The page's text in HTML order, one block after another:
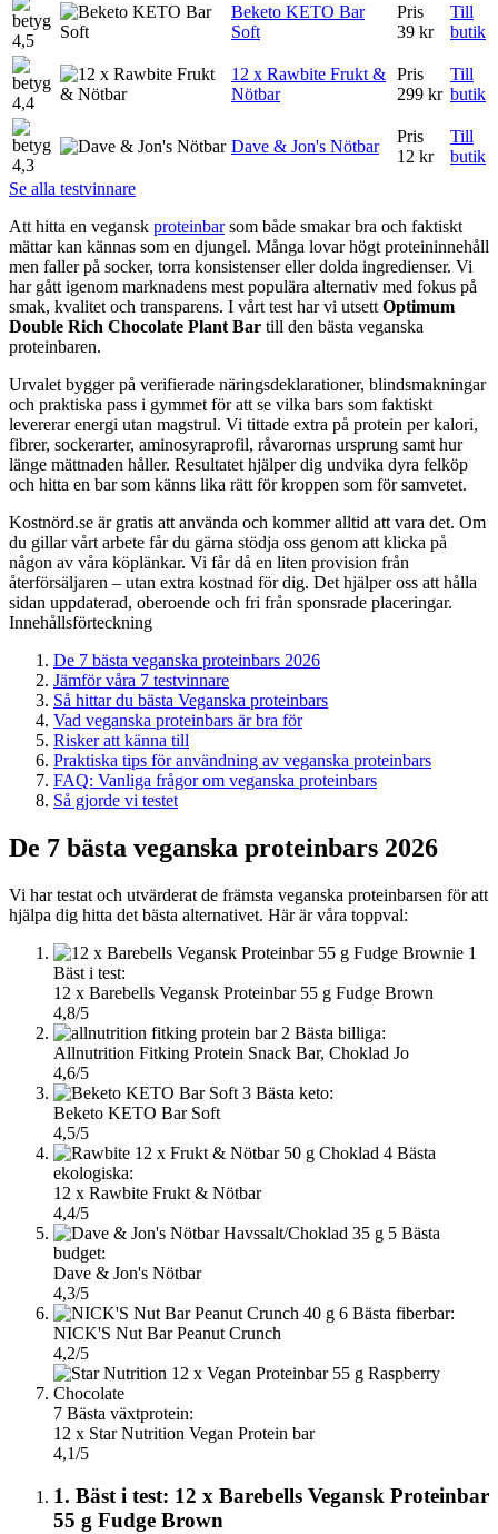
4,5
Beketo KETO Bar
Soft
Pris
39 kr
Till
butik
4,4
12 x Rawbite Frukt &
Nötbar
Pris
299 kr
Till
butik
4,3
Dave & Jon's Nötbar
Pris
12 kr
Till
butik
Se alla testvinnare
Att hitta en vegansk proteinbarsom både smakar bra och faktiskt
mättar kan kännas som en djungel. Många lovar högt proteininnehåll
men faller på socker, torra konsistenser eller dolda ingredienser. Vi
har gått igenom marknadens mest populära alternativ med fokus på
smak, kvalitet och transparens. I vårt test har vi utsett Optimum
Double Rich Chocolate Plant Bar till den bästa veganska
proteinbaren.
Urvalet bygger på verifierade näringsdeklarationer, blindsmakningar
och praktiska pass i gymmet för att se vilka bars som faktiskt
levererar energi utan magstrul. Vi tittade extra på protein per kalori,
fibrer, sockerarter, aminosyraprofil, råvarornas ursprung samt hur
länge mättnaden håller. Resultatet hjälper dig undvika dyra felköp
och hitta en bar som känns lika rätt för kroppen som för samvetet.
Kostnörd.se är gratis att använda och kommer alltid att vara det. Om
du gillar vårt arbete får du gärna stödja oss genom att klicka på
någon av våra köplänkar. Vi får då en liten provision från
återförsäljaren – utan extra kostnad för dig. Det hjälper oss att hålla
sidan uppdaterad, oberoende och fri från sponsrade placeringar.
Innehållsförteckning
De 7 bästa veganska proteinbars 2026
Jämför våra 7 testvinnare
Så hittar du bästa Veganska proteinbars
Vad veganska proteinbars är bra för
Risker att känna till
Praktiska tips för användning av veganska proteinbars
FAQ: Vanliga frågor om veganska proteinbars
Så gjorde vi testet
De 7 bästa veganska proteinbars 2026
Vi har testat och utvärderat de främsta veganska proteinbarsen för att
hjälpa dig hitta det bästa alternativet. Här är våra toppval:
1
Bäst i test:
12 x Barebells Vegansk Proteinbar 55 g Fudge Brown
4,8/5
2 Bästa billiga:
Allnutrition Fitking Protein Snack Bar, Choklad Jo
4,6/5
3 Bästa keto:
Beketo KETO Bar Soft
4,5/5
4 Bästa
ekologiska:
12 x Rawbite Frukt & Nötbar
4,4/5
5 Bästa
budget:
Dave & Jon's Nötbar
4,3/5
6 Bästa fiberbar:
NICK'S Nut Bar Peanut Crunch
4,2/5
7 Bästa växtprotein:
12 x Star Nutrition Vegan Protein bar
4,1/5
1. Bäst i test: 12 x Barebells Vegansk Proteinbar
55 g Fudge Brown